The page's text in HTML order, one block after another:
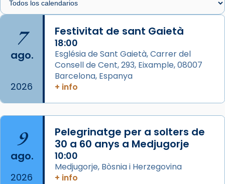
Memòria de les santes Juliana i
Semproniana, verges i màrtirs.
Acompanyant la història de sant Cugat, a
partir de l’Edat Mitjana sorgeix la tradició
que les santes Juliana (“relatiu a Júlia”) i
Semproniana (“relatiu a Semprònia =
eterna”) són deixebles seves. I l’any 1667, el
frare Joan Gaspar Roig, afirma en una obra
que les santes són filles de l’antiga Iluro.
Mataró en reivindicarà les relíq
...Ver más
Foto
View on Facebook
7
ago.
2026
Festivitat de sant Gaietà
18:00
Església de Sant Gaietà, Carrer del
Consell de Cent, 293, Eixample, 08007
Barcelona, Espanya
+ info
9
ago.
2026
Pelegrinatge per a solters de
30 a 60 anys a Medjugorje
10:00
Medjugorje, Bòsnia i Herzegovina
+ info